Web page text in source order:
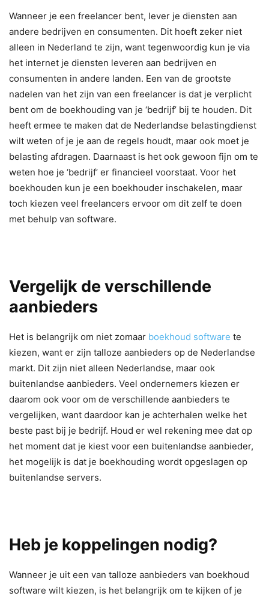
Wanneer je een freelancer bent, lever je diensten aan
andere bedrijven en consumenten. Dit hoeft zeker niet
alleen in Nederland te zijn, want tegenwoordig kun je via
het internet je diensten leveren aan bedrijven en
consumenten in andere landen. Een van de grootste
nadelen van het zijn van een freelancer is dat je verplicht
bent om de boekhouding van je ‘bedrijf’ bij te houden. Dit
heeft ermee te maken dat de Nederlandse belastingdienst
wilt weten of je je aan de regels houdt, maar ook moet je
belasting afdragen. Daarnaast is het ook gewoon fijn om te
weten hoe je ‘bedrijf’ er financieel voorstaat. Voor het
boekhouden kun je een boekhouder inschakelen, maar
toch kiezen veel freelancers ervoor om dit zelf te doen
met behulp van software.
Vergelijk de verschillende
aanbieders
Het is belangrijk om niet zomaar boekhoud software te
kiezen, want er zijn talloze aanbieders op de Nederlandse
markt. Dit zijn niet alleen Nederlandse, maar ook
buitenlandse aanbieders. Veel ondernemers kiezen er
daarom ook voor om de verschillende aanbieders te
vergelijken, want daardoor kan je achterhalen welke het
beste past bij je bedrijf. Houd er wel rekening mee dat op
het moment dat je kiest voor een buitenlandse aanbieder,
het mogelijk is dat je boekhouding wordt opgeslagen op
buitenlandse servers.
Heb je koppelingen nodig?
Wanneer je uit een van talloze aanbieders van boekhoud
software wilt kiezen, is het belangrijk om te kijken of je